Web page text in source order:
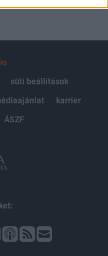
süti beállítások
karrier
ÁSZF